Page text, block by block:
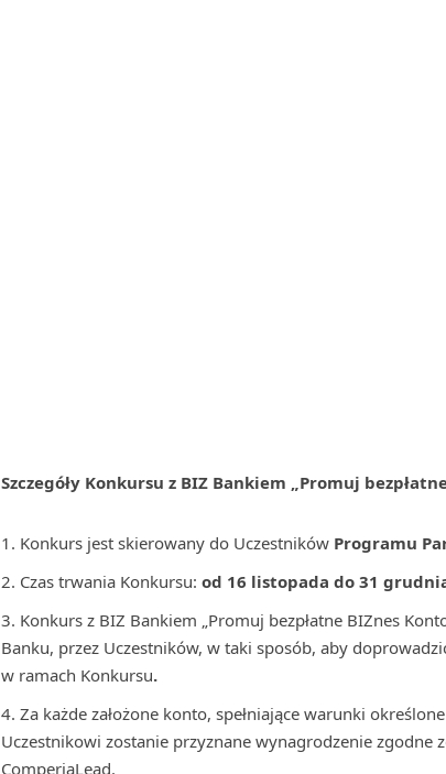
Szczegóły Konkursu z BIZ Bankiem „Promuj
Konkurs jest skierowany do Uczestników Programu
Czas trwania Konkursu: od 16 listopada do 31
Konkurs z BIZ Bankiem „Promuj bezpłatne BIZnes
Banku, przez Uczestników, w taki sposób, aby
w ramach Konkursu.
Za każde założone konto, spełniające warunki
Uczestnikowi zostanie przyznane wynagrodzenie zgodne
ComperiaLead.